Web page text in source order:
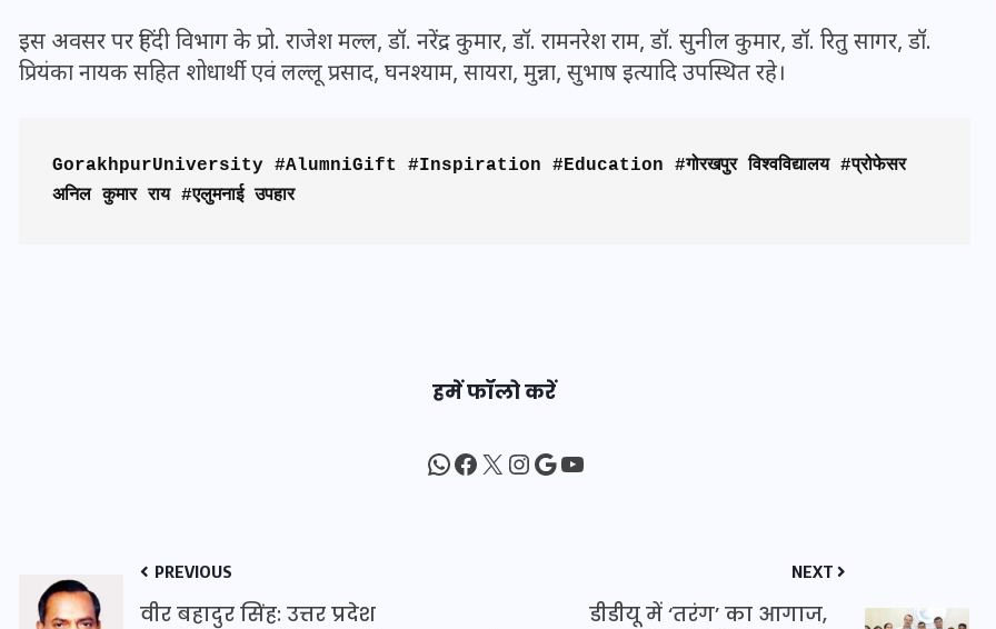
इस अवसर पर हिंदी विभाग के प्रो. राजेश मल्ल, डॉ. नरेंद्र कुमार, डॉ. रामनरेश राम, डॉ. सुनील कुमार, डॉ. रितु सागर, डॉ.
प्रियंका नायक सहित शोधार्थी एवं लल्लू प्रसाद, घनश्याम, सायरा, मुन्ना, सुभाष इत्यादि उपस्थित रहे।
GorakhpurUniversity #AlumniGift #Inspiration #Education #गोरखपुर विश्वविद्यालय #प्रोफेसर
अनिल कुमार राय #एलुमनाई उपहार
हमें फॉलो करें
WhatsApp
Facebook
X Instagram
Google
YouTube
PREVIOUS
वीर बहादुर सिंह: उत्तर प्रदेश
NEXT
डीडीयू में ‘तरंग’ का आगाज,
क्या कहते हैं आपके सितारे (25
अगस्त से 31 अगस्त)
क्या कहते हैं आपके सितारे (25
अगस्त से 31 अगस्त)